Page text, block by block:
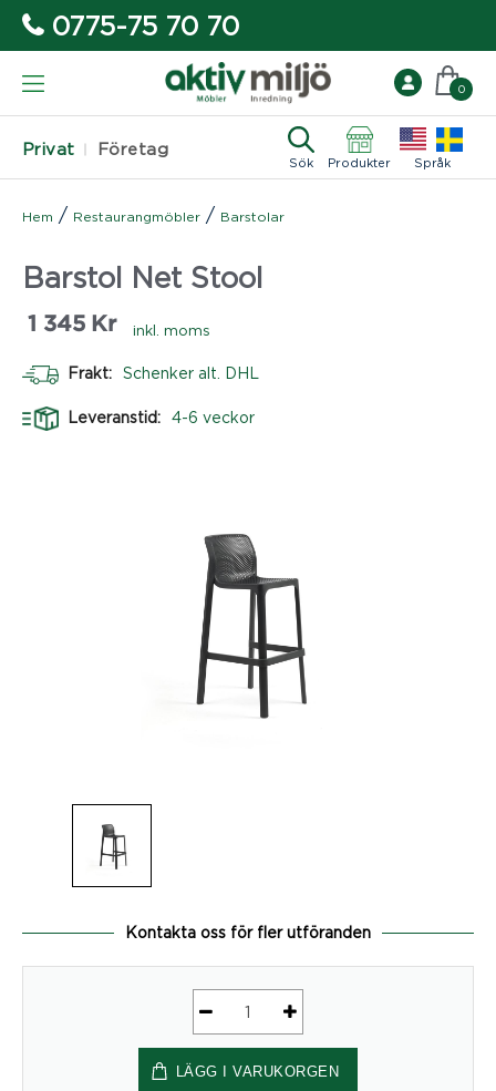
0775-75 70 70
Privat Företag
Sök Produkter Språk
0
Hem / Restaurangmöbler / Barstolar
Barstol Net Stool
1 345 Kr inkl. moms
Frakt: Schenker alt. DHL
Leveranstid: 4-6 veckor
Kontakta oss för fler utföranden
Barstol
Net
Stool
LÄGG I VARUKORGEN